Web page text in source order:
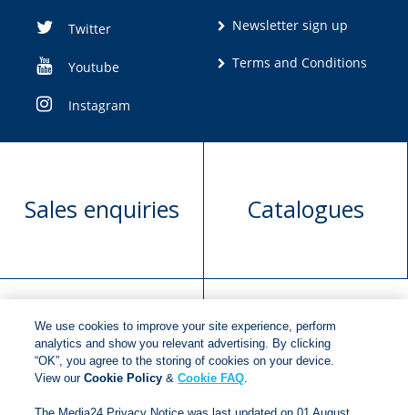
Twitter
Youtube
Instagram
Newsletter sign up
Terms and Conditions
Sales enquiries Catalogues
Manuscript
submission
Request book
rights
We use cookies to improve your site experience, perform
analytics and show you relevant advertising. By clicking
“OK”, you agree to the storing of cookies on your device.
View ourCookie Policy &Cookie FAQ.